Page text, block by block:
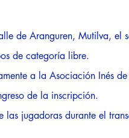
de Aranguren, Mutilva,
de categoría libre.
a la Asociación Inés
de la inscripción.
jugadoras durante el